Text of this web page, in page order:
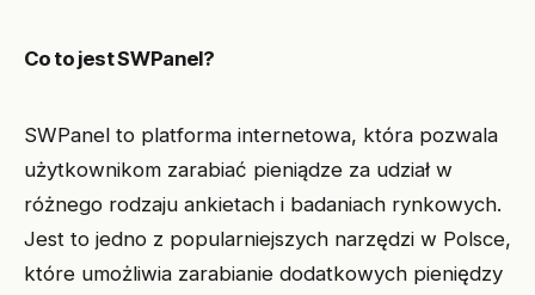
Co to jest SWPanel?
SWPanel to platforma internetowa, która pozwala
użytkownikom zarabiać pieniądze za udział w
różnego rodzaju ankietach i badaniach rynkowych.
Jest to jedno z popularniejszych narzędzi w Polsce,
które umożliwia zarabianie dodatkowych pieniędzy